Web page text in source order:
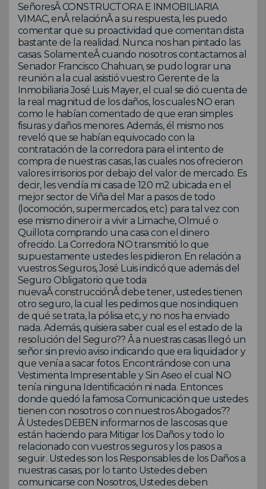
SeñoresÂ CONSTRUCTORA E INMOBILIARIA
VIMAC, enÂ relaciónÂ a su respuesta, les puedo
comentar que su proactividad que comentan dista
bastante de la realidad. Nunca nos han pintado las
casas. SolamenteÂ cuando nosotros contactamos al
Senador Francisco Chahuan, se pudo lograr una
reunión a la cual asistió vuestro Gerente de la
Inmobiliaria José Luis Mayer, el cual se dió cuenta de
la real magnitud de los daños, los cuales NO eran
como le habían comentado de que eran simples
fisuras y daños menores. Además, él mismo nos
reveló que se habían equivocado con la
contratación de la corredora para el intento de
compra de nuestras casas, las cuales nos ofrecieron
valores irrisorios por debajo del valor de mercado. Es
decir, les vendía mi casa de 120 m2 ubicada en el
mejor sector de Viña del Mar a pasos de todo
(locomoción, supermercados, etc) para tal vez con
ese mismo dinero ir a vivir a Limache, Olmué o
Quillota comprando una casa con el dinero
ofrecido. La Corredora NO transmitió lo que
supuestamente ustedes les pidieron. En relación a
vuestros Seguros, José Luis indicó que además del
Seguro Obligatorio que toda
nuevaÂ construcciónÂ debe tener, ustedes tienen
otro seguro, la cual les pedimos que nos indiquen
de qué se trata, la pólisa etc, y no nos ha enviado
nada. Además, quisiera saber cual es el estado de la
resolución del Seguro?? Â a nuestras casas llegó un
señor sin previo aviso indicando que era liquidador y
que venía a sacar fotos. Encontrándose con una
Vestimenta Impresentable y Sin Aseo el cual NO
tenía ninguna Identificación ni nada. Entonces
donde quedó la famosa Comunicación que ustedes
tienen con nosotros o con nuestros Abogados??
Â Ustedes DEBEN informarnos de las cosas que
están haciendo para Mitigar los Daños y todo lo
relacionado con vuestros seguros y los pasos a
seguir. Ustedes son los Responsables de los Daños a
nuestras casas, por lo tanto Ustedes deben
comunicarse con Nosotros, Ustedes deben